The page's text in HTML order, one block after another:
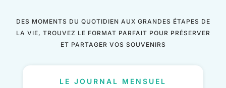
DES MOMENTS DU QUOTIDIEN AUX GRANDES ÉTAPES DE
LA VIE, TROUVEZ LE FORMAT PARFAIT POUR PRÉSERVER
ET PARTAGER VOS SOUVENIRS
LE JOURNAL MENSUEL